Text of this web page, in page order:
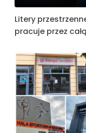
Litery
pracuje przez